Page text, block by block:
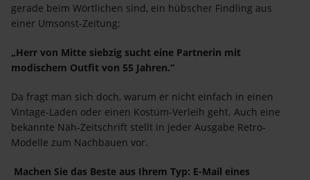
gerade beim Wörtlichen sind, ein hübscher Findling aus
einer Umsonst-Zeitung:
„Herr von Mitte siebzig sucht eine Partnerin mit
modischem Outfit von 55 Jahren.“
Da fragt man sich doch, warum er nicht einfach in einen
Vintage-Laden oder einen Kostüm-Verleih geht. Auch eine
bekannte Näh-Zeitschrift stellt in jeder Ausgabe Retro-
Modelle zum Nachbauen vor.
Machen Sie das Beste aus Ihrem Typ: E-Mail eines